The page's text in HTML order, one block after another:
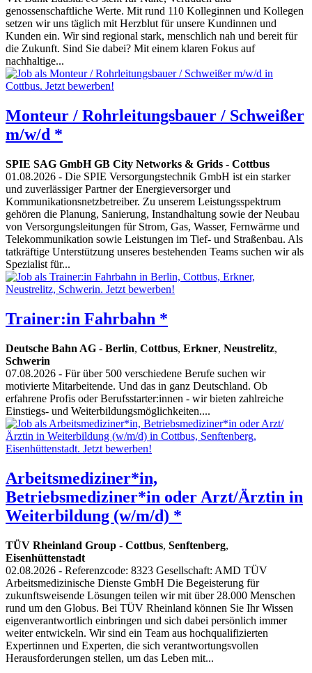
genossenschaftliche Werte. Mit rund 110 Kolleginnen und Kollegen
setzen wir uns täglich mit Herzblut für unsere Kundinnen und
Kunden ein. Wir sind regional stark, menschlich nah und bereit für
die Zukunft. Sind Sie dabei? Mit einem klaren Fokus auf
nachhaltige...
Monteur / Rohrleitungsbauer / Schweißer
m/w/d *
SPIE SAG GmbH GB City Networks & Grids - Cottbus
01.08.2026 - Die SPIE Versorgungstechnik GmbH ist ein starker
und zuverlässiger Partner der Energieversorger und
Kommunikationsnetzbetreiber. Zu unserem Leistungsspektrum
gehören die Planung, Sanierung, Instandhaltung sowie der Neubau
von Versorgungsleitungen für Strom, Gas, Wasser, Fernwärme und
Telekommunikation sowie Leistungen im Tief- und Straßenbau. Als
tatkräftige Unterstützung unseres bestehenden Teams suchen wir als
Spezialist für...
Trainer:in Fahrbahn *
Deutsche Bahn AG - Berlin, Cottbus, Erkner, Neustrelitz,
Schwerin
07.08.2026 - Für über 500 verschiedene Berufe suchen wir
motivierte Mitarbeitende. Und das in ganz Deutschland. Ob
erfahrene Profis oder Berufsstarter:innen - wir bieten zahlreiche
Einstiegs- und Weiterbildungsmöglichkeiten....
Arbeitsmediziner*in,
Betriebsmediziner*in oder Arzt/Ärztin in
Weiterbildung (w/m/d) *
TÜV Rheinland Group - Cottbus, Senftenberg,
Eisenhüttenstadt
02.08.2026 - Referenzcode: 8323 Gesellschaft: AMD TÜV
Arbeitsmedizinische Dienste GmbH Die Begeisterung für
zukunftsweisende Lösungen teilen wir mit über 28.000 Menschen
rund um den Globus. Bei TÜV Rheinland können Sie Ihr Wissen
eigenverantwortlich einbringen und sich dabei persönlich immer
weiter entwickeln. Wir sind ein Team aus hochqualifizierten
Expertinnen und Experten, die sich verantwortungsvollen
Herausforderungen stellen, um das Leben mit...